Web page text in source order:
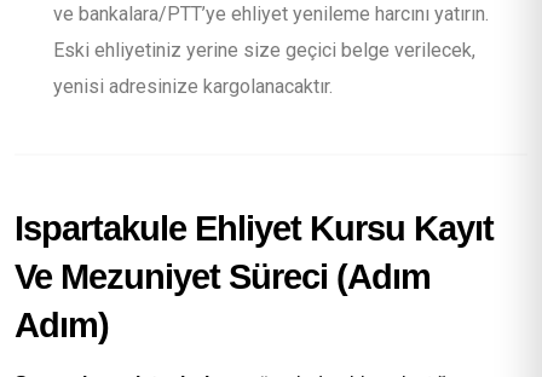
ve bankalara/PTT’ye ehliyet yenileme harcını yatırın.
Eski ehliyetiniz yerine size geçici belge verilecek,
yenisi adresinize kargolanacaktır.
Ispartakule Ehliyet Kursu Kayıt
Ve Mezuniyet Süreci (Adım
Adım)